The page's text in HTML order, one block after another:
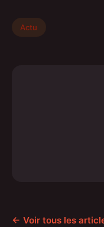
Actu
← Voir tous les